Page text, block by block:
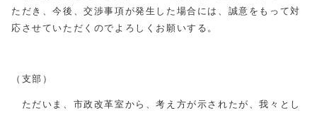
ただき、今後、交渉事項が発生した場合には、誠意をもって対
応させていただくのでよろしくお願いする。
（支部）
ただいま、市政改革室から、考え方が示されたが、我々とし